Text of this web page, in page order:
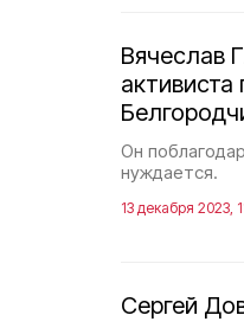
Вячеслав
Он
нуждается.
13 декабря 2023,
Сергей